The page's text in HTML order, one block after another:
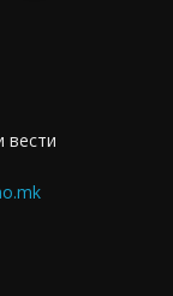
вести